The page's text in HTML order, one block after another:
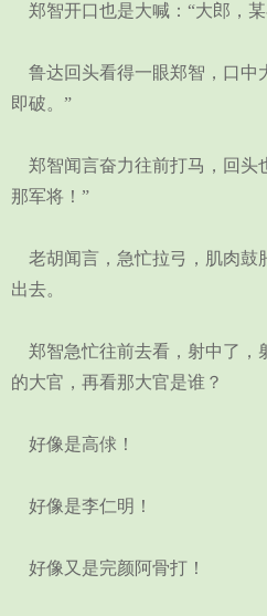
郑智开口也是大喊：“大郎，
鲁达回头看得一眼郑智，口中
即破。”
郑智闻言奋力往前打马，回头
那军将！”
老胡闻言，急忙拉弓，肌肉鼓
出去。
郑智急忙往前去看，射中了，
的大官，再看那大官是谁？
好像是高俅！
好像是李仁明！
好像又是完颜阿骨打！